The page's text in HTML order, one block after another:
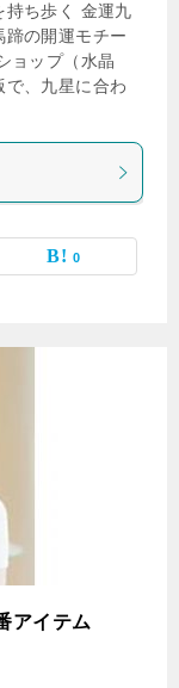
持ち歩く 金運九
の開運モチー
ョップ（水晶
で、九星に合わ
0
アイテム